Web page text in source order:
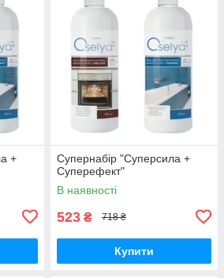
+
Супернабір "Суперсила +
Суперефект"
В наявності
523 ₴ 718 ₴
Купити